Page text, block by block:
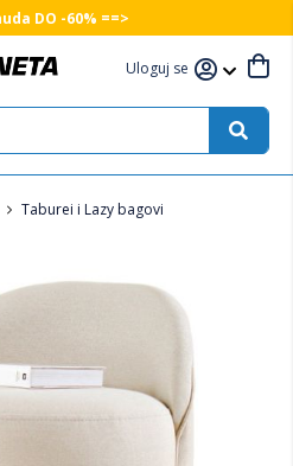
DO -60% ==>
Uloguj se
Taburei i Lazy bagovi